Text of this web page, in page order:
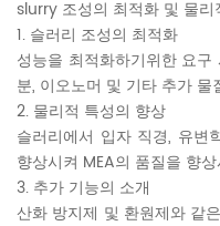
slurry 조성의 최적화 및 물리
1. 슬러리 조성의 최적화
성능을 최적화하기위한 요
분, 이오노머 및 기타 추가 물
2. 물리적 특성의 향상
슬러리에서 입자 직경, 유
향상시켜 MEA의 품질을 향
3. 추가 기능의 소개
산화 방지제 및 환원제와 같